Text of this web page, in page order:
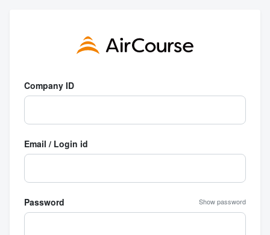
Company ID
Email / Login id
Password Show password